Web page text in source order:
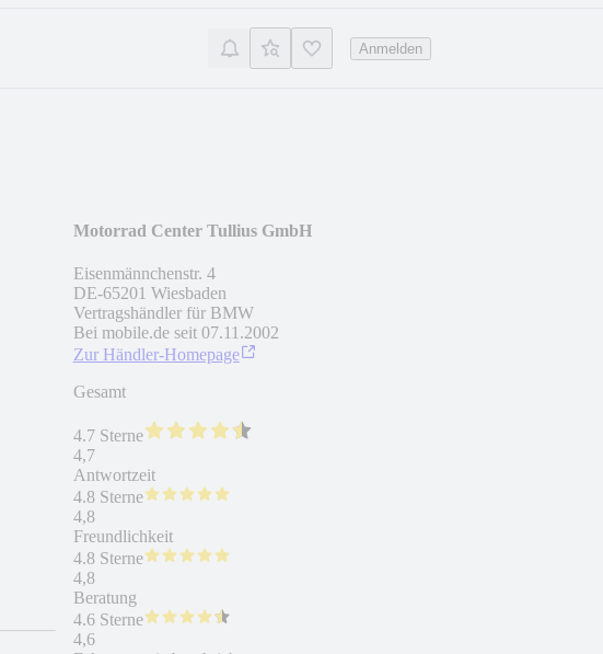
Anmelden
Motorrad Center Tullius GmbH
Eisenmännchenstr. 4
DE-65201 Wiesbaden
Vertragshändler für BMW
Bei mobile.de seit 07.11.2002
Zur Händler-Homepage
Gesamt
4.7 Sterne
4,7
Antwortzeit
4.8 Sterne
4,8
Freundlichkeit
4.8 Sterne
4,8
Beratung
4.6 Sterne
4,6